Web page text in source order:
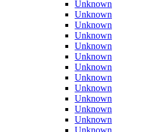
Unknown
Unknown
Unknown
Unknown
Unknown
Unknown
Unknown
Unknown
Unknown
Unknown
Unknown
Unknown